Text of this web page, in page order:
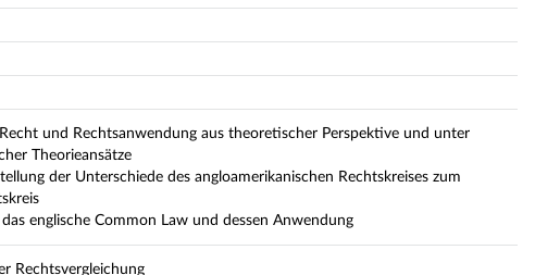
und Rechtsanwendung aus theoretischer Perspektive und unter
Theorieansätze
der Unterschiede des angloamerikanischen Rechtskreises zum
englische Common Law und dessen Anwendung
Rechtsvergleichung